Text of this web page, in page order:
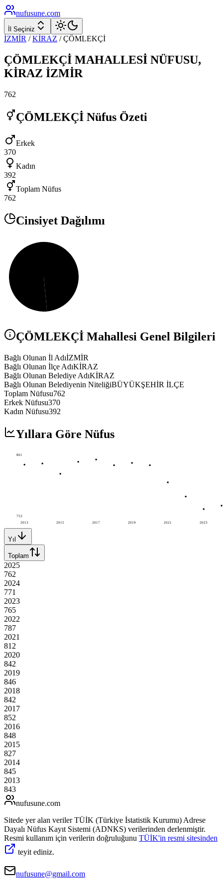
nufusune.com
İl Seçiniz
İZMİR / KİRAZ /ÇÖMLEKÇİ
ÇÖMLEKÇİ MAHALLESİ NÜFUSU,
KİRAZ İZMİR
762
ÇÖMLEKÇİ Nüfus Özeti
Erkek
370
Kadın
392
Toplam Nüfus
762
Cinsiyet Dağılımı
ÇÖMLEKÇİ Mahallesi Genel Bilgileri
Bağlı Olunan İl AdıİZMİR
Bağlı Olunan İlçe AdıKİRAZ
Bağlı Olunan Belediye AdıKİRAZ
Bağlı Olunan Belediyenin NiteliğiBÜYÜKŞEHİR İLÇE
Toplam Nüfusu762
Erkek Nüfusu370
Kadın Nüfusu392
Yıllara Göre Nüfus
2013 2015 2017 2019 2021 2023
861
753
Yıl
Toplam
2025
762
2024
771
2023
765
2022
787
2021
812
2020
842
2019
846
2018
842
2017
852
2016
848
2015
827
2014
845
2013
843
nufusune.com
Sitede yer alan veriler TÜİK (Türkiye İstatistik Kurumu) Adrese
Dayalı Nüfus Kayıt Sistemi (ADNKS) verilerinden derlenmiştir.
Resmi kullanım için verilerin doğruluğunu TÜİK'in resmi sitesinden
teyit ediniz.
nufusune@gmail.com